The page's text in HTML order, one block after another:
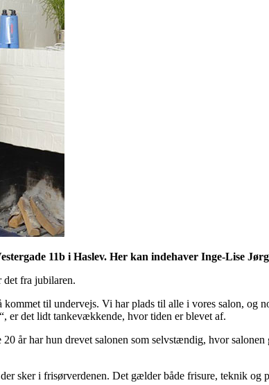
11b i Haslev. Her kan indehaver Inge-Lise
det fra jubilaren.
til undervejs. Vi har plads til alle i vores salon, og
“, er det lidt tankevækkende, hvor tiden er blevet af.
år har hun drevet salonen som selvstændig, hvor
sker i frisørverdenen. Det gælder både frisure, teknik og